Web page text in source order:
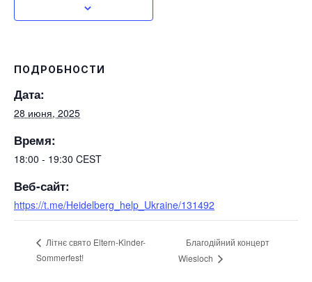
ПОДРОБНОСТИ
Дата:
28 июня, 2025
Время:
18:00 - 19:30 CEST
Веб-сайт:
https://t.me/Heidelberg_help_Ukraine/131492
Літнє свято Eltern-Kinder-
Sommerfest!
Благодійний концерт
Wiesloch